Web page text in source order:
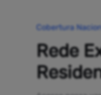
Cobertura
Rede